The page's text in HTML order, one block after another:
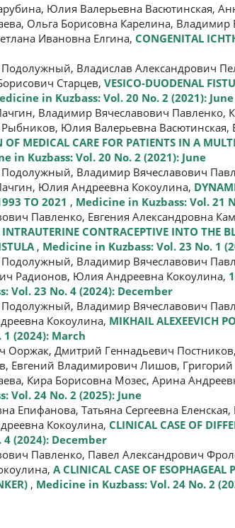
Юлия Валерьевна Васютинская,
Ольга Борисовна Карелина,
Ивановна Елгина, CONGENITAL
Владислав Александрович
Старцев, VESICO-DUODENAL
in Kuzbass: Vol. 20 No. 2 (2021): June
Владимир Вячеславович
Рыбников, Юлия Валерьевна
MEDICAL CARE FOR PATIENTS IN A
in Kuzbass: Vol. 20 No. 2 (2021): June
Владимир Вячеславович
Юлия Андреевна Кокоулина,
TO 2021 , Medicine in Kuzbass: Vol. 21
Павленко, Евгения Александровна
CONTRACEPTIVE INTO THE
, Medicine in Kuzbass: Vol. 23 No. 1
Владимир Вячеславович
Радионов, Юлия Андреевна Кокоулина,
Vol. 23 No. 4 (2024): December
Владимир Вячеславович
Кокоулина, MIKHAIL ALEXEEVICH
1 (2024): March
Ооржак, Дмитрий Геннадьевич
Евгений Владимирович Лишов,
Кира Борисовна Мозес, Арина
Vol. 24 No. 2 (2025): June
Епифанова, Татьяна Сергеевна
Кокоулина, CLINICAL CASE OF
4 (2024): December
Павленко, Павел Александрович
A CLINICAL CASE OF
, Medicine in Kuzbass: Vol. 24 No. 2